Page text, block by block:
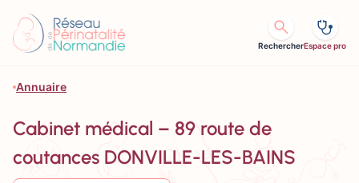
RechercherEspace pro
Annuaire
Cabinet médical – 89 route de
coutances DONVILLE-LES-BAINS